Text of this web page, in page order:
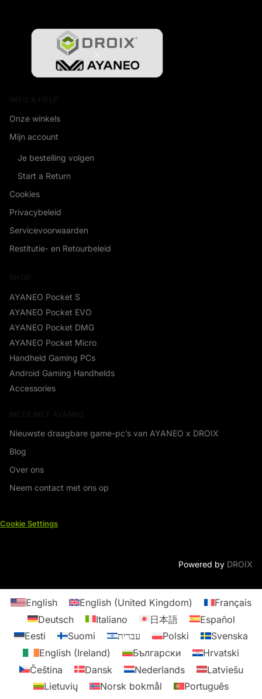
Onze winkels
Mijn account
Je bestelling volgen
Start a Return
Cookies
Privacybeleid
Servicevoorwaarden
Restitutie- en Retourbeleid
AYANEO Pocket S
AYANEO Pocket EVO
AYANEO Pocket DMG
AYANEO Pocket Micro
Handheld Gaming PCs
Android Gaming Handhelds
Accessories
Nieuwste draagbare game-pc’s van AYANEO x DROIX
Blog
Over ons
Neem contact met ons op
Cookie Settings
Powered by DROIX
English English (United Kingdom)
Français
Deutsch
Italiano 日本語
Español
Eesti
Suomi עברית Polski
Svenska
English (Ireland)
Български
Hrvatski
Čeština
Dansk Nederlands
Latviešu
Lietuvių
Norsk bokmål
Português